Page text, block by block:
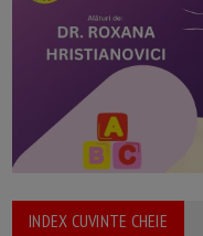
INDEX CUVINTE CHEIE